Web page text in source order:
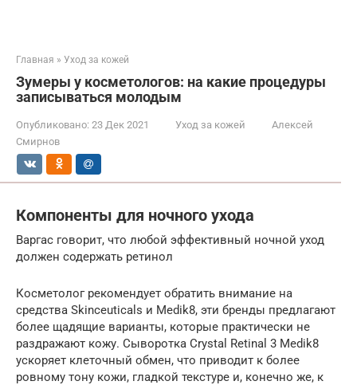
Главная » Уход за кожей
Зумеры у косметологов: на какие процедуры
записываться молодым
Опубликовано: 23 Дек 2021 Уход за кожей
Алексей
Смирнов
Компоненты для ночного ухода
Варгас говорит, что любой эффективный ночной уход
должен содержать ретинол
Косметолог рекомендует обратить внимание на
средства Skinceuticals и Medik8, эти бренды предлагают
более щадящие варианты, которые практически не
раздражают кожу. Сыворотка Crystal Retinal 3 Medik8
ускоряет клеточный обмен, что приводит к более
ровному тону кожи, гладкой текстуре и, конечно же, к